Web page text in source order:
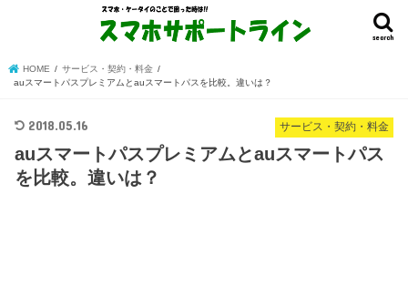
search
HOME
サービス・契約・料金
auスマートパスプレミアムとauスマートパスを比較。違いは？
サービス・契約・料金
2018.05.16
auスマートパスプレミアムとauスマートパス
を比較。違いは？